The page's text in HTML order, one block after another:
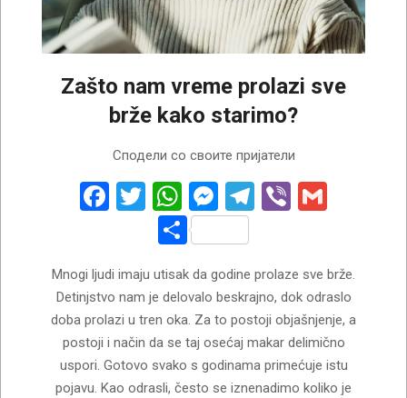
Zašto nam vreme prolazi sve
brže kako starimo?
Сподели со своите пријатели
Facebook
Twitter
WhatsApp
Messenger
Telegram
Viber
Share
Mnogi ljudi imaju utisak da godine prolaze sve brže.
Detinjstvo nam je delovalo beskrajno, dok odraslo
doba prolazi u tren oka. Za to postoji objašnjenje, a
postoji i način da se taj osećaj makar delimično
uspori. Gotovo svako s godinama primećuje istu
pojavu. Kao odrasli, često se iznenadimo koliko je